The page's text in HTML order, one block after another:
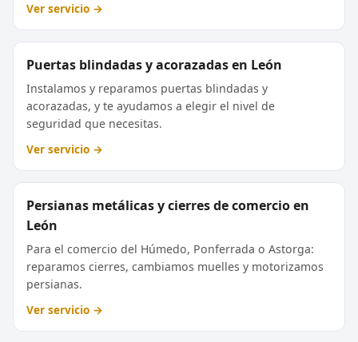
Ver servicio →
Puertas blindadas y acorazadas en León
Instalamos y reparamos puertas blindadas y
acorazadas, y te ayudamos a elegir el nivel de
seguridad que necesitas.
Ver servicio →
Persianas metálicas y cierres de comercio en
León
Para el comercio del Húmedo, Ponferrada o Astorga:
reparamos cierres, cambiamos muelles y motorizamos
persianas.
Ver servicio →